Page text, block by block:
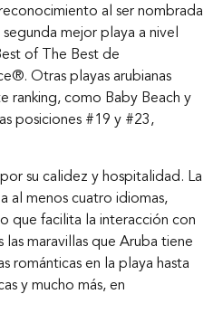
servicios
clientes
al ser nombrada
mejor playa a nivel
of The Best de
Otras playas arubianas
ranking, como Baby Beach y
posiciones #19 y #23,
su calidez y hospitalidad. La
al menos cuatro idiomas,
que facilita la interacción con
las maravillas que Aruba tiene
románticas en la playa hasta
y mucho más, en